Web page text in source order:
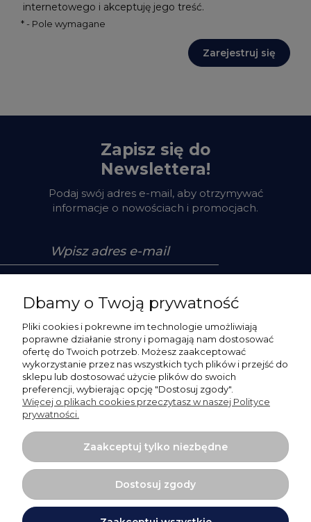
internetowego i akceptuję jego treść.
* - Pole wymagane
Zarejestruj się
Zapisz się do
Newslettera!
Podaj swój adres e-mail, aby otrzymywać
informacje o nowościach i promocjach.
Pomoc
Moje konto
Płatności i dostawa
O nas
Dbamy o Twoją prywatność
Pliki cookies i pokrewne im technologie umożliwiają
poprawne działanie strony i pomagają nam dostosować
ofertę do Twoich potrzeb. Możesz zaakceptować
wykorzystanie przez nas wszystkich tych plików i przejść do
sklepu lub dostosować użycie plików do swoich
preferencji, wybierając opcję "Dostosuj zgody".
Więcej o plikach cookies przeczytasz w naszej Polityce
prywatności.
Zaakceptuj tylko niezbędne
Dostosuj zgody